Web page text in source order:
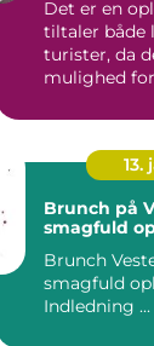
der
salater og
bagels,
æggekager
Det er en
tiltaler både
turister, da
mulighed
13.
Brunch på
smagfuld
Brunch
smagfuld
Indledning ...